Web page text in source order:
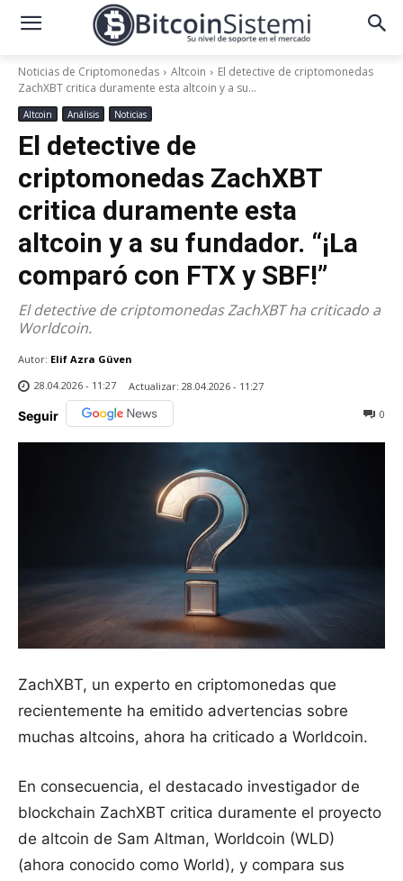
Noticias de Criptomonedas Altcoin
El detective de criptomonedas
ZachXBT critica duramente esta altcoin y a su...
Altcoin Análisis Noticias
El detective de
criptomonedas ZachXBT
critica duramente esta
altcoin y a su fundador. “¡La
comparó con FTX y SBF!”
El detective de criptomonedas ZachXBT ha criticado a
Worldcoin.
Autor: Elif Azra Güven
28.04.2026 - 11:27
Actualizar: 28.04.2026 - 11:27
Seguir 0
ZachXBT, un experto en criptomonedas que
recientemente ha emitido advertencias sobre
muchas altcoins, ahora ha criticado a Worldcoin.
En consecuencia, el destacado investigador de
blockchain ZachXBT critica duramente el proyecto
de altcoin de Sam Altman, Worldcoin (WLD)
(ahora conocido como World), y compara sus